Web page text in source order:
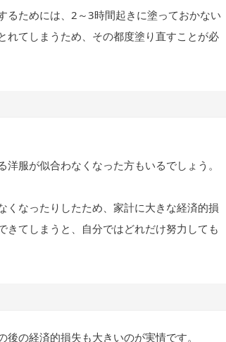
るためには、2～3時間起きに塗っておかない
れてしまうため、その都度塗り直すことが必
服が似合わなくなった方もいるでしょう。
くなったりしたため、家計に大きな経済的損
てしまうと、自分ではどれだけ努力しても
の経済的損失も大きいのが実情です。